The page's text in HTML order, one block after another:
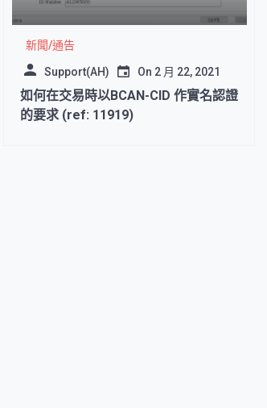
新聞/通告
Support(AH) On 2 月 22, 2021
如何在交易時以BCAN-CID 作實名認證
的要求 (ref: 11919)